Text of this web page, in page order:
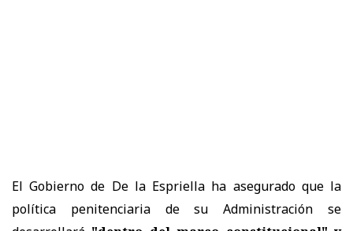
El Gobierno de De la Espriella ha asegurado que la
política penitenciaria de su Administración se